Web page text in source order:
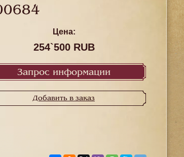
Цена:
254`500 RUB
Запрос информации
Добавить в заказ